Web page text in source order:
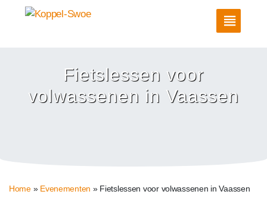
Fietslessen voor
volwassenen in Vaassen
Home» Evenementen » Fietslessen voor volwassenen in Vaassen